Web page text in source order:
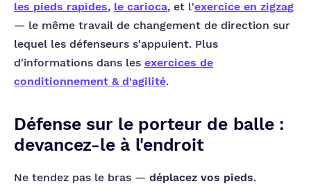
les pieds rapides, le carioca, et l'exercice en zigzag
— le même travail de changement de direction sur
lequel les défenseurs s'appuient. Plus
d'informations dans les exercices de
conditionnement & d'agilité.
Défense sur le porteur de balle :
devancez-le à l'endroit
Ne tendez pas le bras — déplacez vos pieds.